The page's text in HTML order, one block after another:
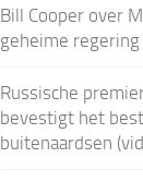
Bill Cooper over
geheime regering
Russische
bevestigt het
buitenaardsen